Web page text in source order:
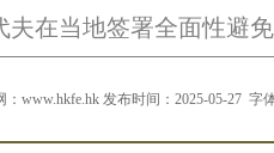
夫在当地签署全面性避
：www.hkfe.hk 发布时间：2025-05-27 字